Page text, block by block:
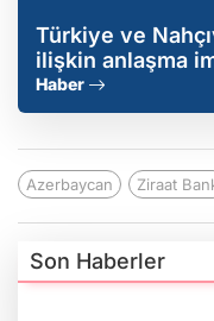
Türkiye ve
ilişkin anlaşma
Haber
Azerbaycan Ziraat
Son Haberler